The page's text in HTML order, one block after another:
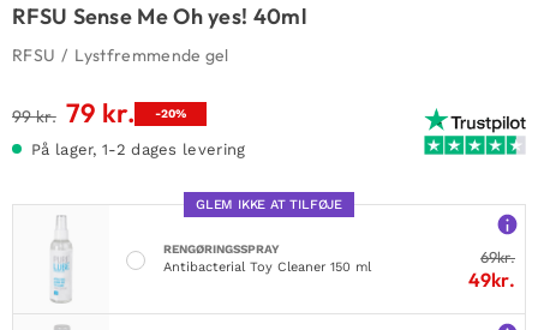
RFSU Sense Me Oh yes! 40ml
RFSU / Lystfremmende gel
99kr. Den
pris
99 kr..
79 kr. Den
pris
79 kr..
-20%
På lager, 1-2 dages levering
GLEM IKKE AT TILFØJE
RENGØRINGSSPRAY
Antibacterial Toy Cleaner 150 ml
69kr.
49kr.